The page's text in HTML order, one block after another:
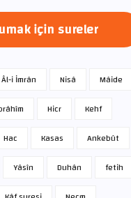
için sureler
Âl-i İmrân Nisâ
Mâide
Hicr
Kehf
Hac Kasas
Ankebût
Yâsîn Duhân
fetih